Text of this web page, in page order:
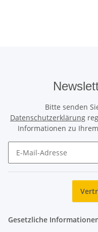
Bitte senden
Datenschutzerklärung
Informationen zu
Gesetzliche